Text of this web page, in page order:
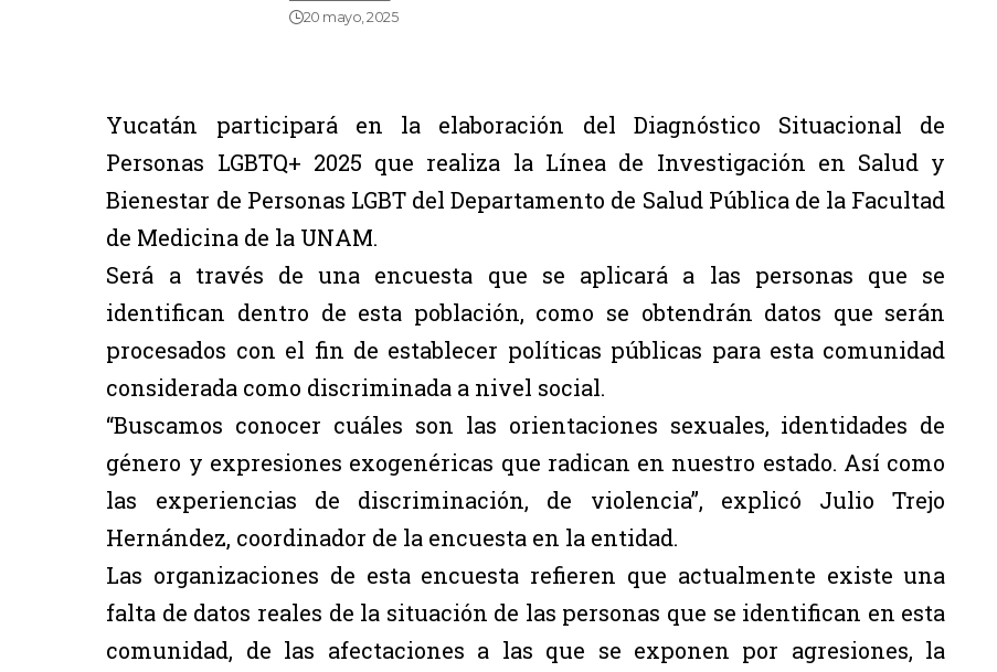
20 mayo, 2025
Yucatán participará en la elaboración del Diagnóstico Situacional de
Personas LGBTQ+ 2025 que realiza la Línea de Investigación en Salud y
Bienestar de Personas LGBT del Departamento de Salud Pública de la Facultad
de Medicina de la UNAM.
Será a través de una encuesta que se aplicará a las personas que se
identifican dentro de esta población, como se obtendrán datos que serán
procesados con el fin de establecer políticas públicas para esta comunidad
considerada como discriminada a nivel social.
“Buscamos conocer cuáles son las orientaciones sexuales, identidades de
género y expresiones exogenéricas que radican en nuestro estado. Así como
las experiencias de discriminación, de violencia”, explicó Julio Trejo
Hernández, coordinador de la encuesta en la entidad.
Las organizaciones de esta encuesta refieren que actualmente existe una
falta de datos reales de la situación de las personas que se identifican en esta
comunidad, de las afectaciones a las que se exponen por agresiones, la